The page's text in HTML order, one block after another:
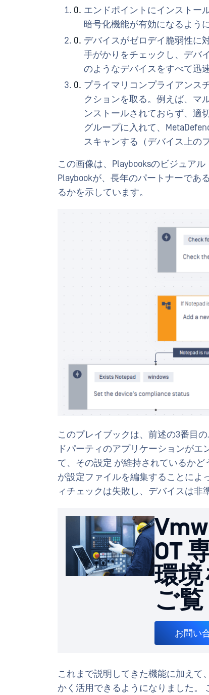
エンドポイントにインストー
暗号化機能が有効になるよう
デバイスがゼロデイ脆弱性に
手がかりをチェックし、デバ
のようなデバイスをすべて迅
プライマリコンプライアンス
クションを取る。例えば、マ
ンストールされておらず、適
グループに入れて、
スキャンする（デバイス上の
この画像は、Playbooksのビジュア
Playbookが、長年のパートナーであ
るかを示しています。
このプレイブックは、前述の3番目
ドパーティのアプリケーションが
て、その設定 が維持されているか
が設定ファイルを編集することによ
ィチェックは失敗し、デバイスは非
OT
環
ご覧
お問い
これまで説明してきた機能に加えて
かく活用できるようになりました。